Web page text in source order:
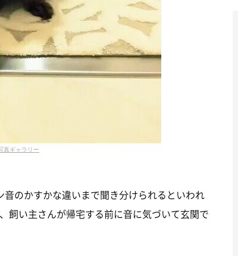
真ギャラリー
のかすかな違いまで聞き分けられるといわれ
飼い主さんが帰宅する前に音に気づいて玄関で